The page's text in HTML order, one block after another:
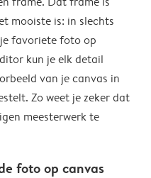
mooiste is: in slechts
favoriete foto op
kun je elk detail
van je canvas in
Zo weet je zeker dat
meesterwerk te
foto op canvas